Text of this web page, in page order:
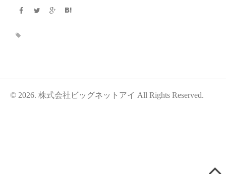
© 2026. 株式会社ビッグネットアイ All Rights Reserved.